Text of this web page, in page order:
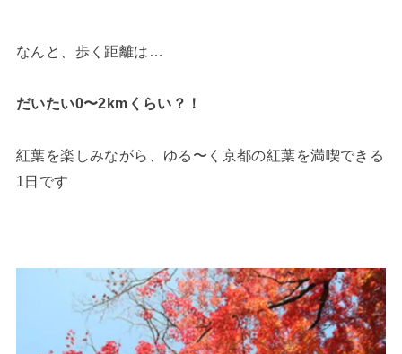
なんと、歩く距離は…
だいたい0〜2kmくらい？！
紅葉を楽しみながら、ゆる〜く京都の紅葉を満喫できる
1日です